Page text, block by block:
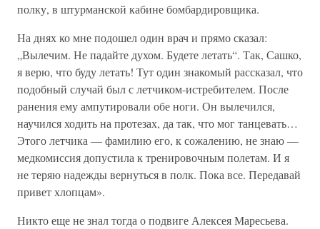
полку, в штурманской кабине бомбардировщика.
На днях ко мне подошел один врач и прямо сказал:
„Вылечим. Не падайте духом. Будете летать“. Так, Сашко,
я верю, что буду летать! Тут один знакомый рассказал, что
подобный случай был с летчиком-истребителем. После
ранения ему ампутировали обе ноги. Он вылечился,
научился ходить на протезах, да так, что мог танцевать…
Этого летчика — фамилию его, к сожалению, не знаю —
медкомиссия допустила к тренировочным полетам. И я
не теряю надежды вернуться в полк. Пока все. Передавай
привет хлопцам».
Никто еще не знал тогда о подвиге Алексея Маресьева.